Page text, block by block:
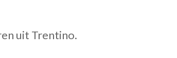
uit Trentino.